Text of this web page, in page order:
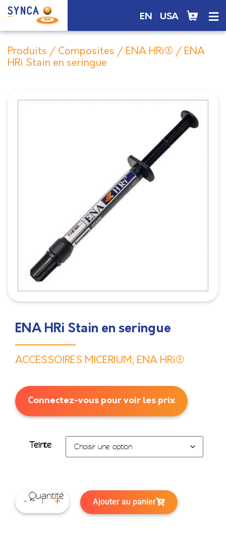
EN USA
Produits / Composites / ENA HRi® / ENA
HRi Stain en seringue
ENA HRi Stain en seringue
ACCESSOIRES MICERIUM, ENA HRi®
Connectez-vous pour voir les prix
Teinte
- + Ajouter au panier